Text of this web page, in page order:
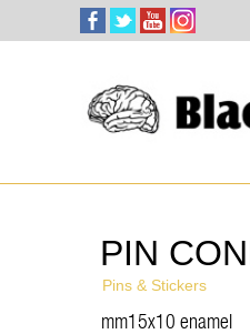
PIN
mm15x10 enamel
Pins & Stickers